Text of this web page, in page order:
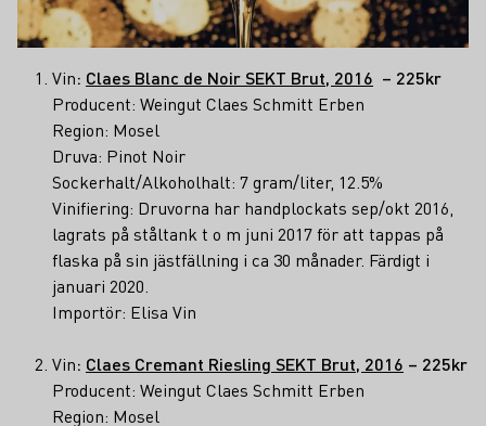
Vin: Claes Blanc de Noir SEKT Brut, 2016 – 225kr
Producent: Weingut Claes Schmitt Erben
Region: Mosel
Druva: Pinot Noir
Sockerhalt/Alkoholhalt: 7 gram/liter, 12.5%
Vinifiering: Druvorna har handplockats sep/okt 2016,
lagrats på ståltank t o m juni 2017 för att tappas på
flaska på sin jästfällning i ca 30 månader. Färdigt i
januari 2020.
Importör: Elisa Vin
Vin: Claes Cremant Riesling SEKT Brut, 2016 – 225kr
Producent: Weingut Claes Schmitt Erben
Region: Mosel